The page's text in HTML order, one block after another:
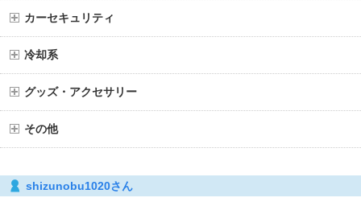
カーセキュリティ
冷却系
グッズ・アクセサリー
その他
shizunobu1020さん